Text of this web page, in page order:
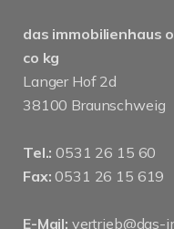
das immobilienhaus
co kg
Langer Hof 2d
38100 Braunschweig
Tel.: 0531 26 15 60
Fax: 0531 26 15 619
E-Mail: vertrieb@das-